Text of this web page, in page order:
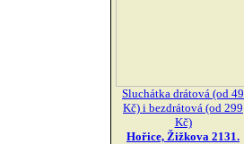
Sluchátka drátová (od 49
Kč) i bezdrátová (od 299
Kč)
Hořice, Žižkova 2131.